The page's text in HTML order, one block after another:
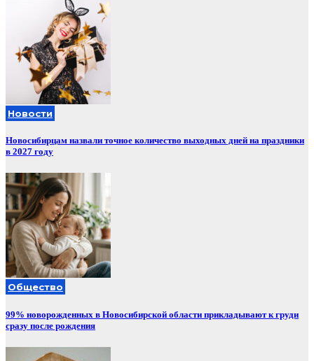
Новости
Новосибирцам назвали точное количество выходных дней на праздники
в 2027 году
Общество
99% новорожденных в Новосибирской области прикладывают к груди
сразу после рождения